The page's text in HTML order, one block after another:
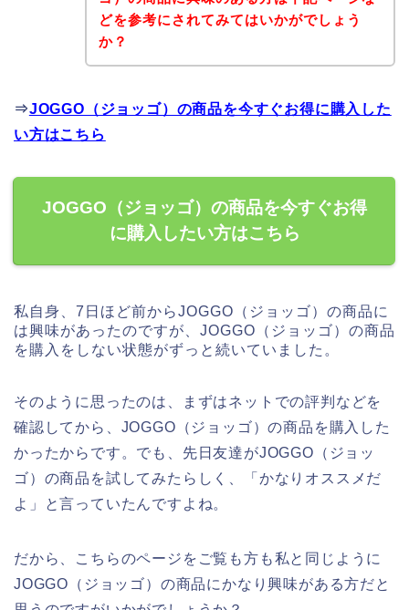
どを参考にされてみてはいかがでしょう
か？
⇒JOGGO（ジョッゴ）の商品を今すぐお得に購入した
い方はこちら
JOGGO（ジョッゴ）の商品を今すぐお得
に購入したい方はこちら
私自身、7日ほど前からJOGGO（ジョッゴ）の商品に
は興味があったのですが、JOGGO（ジョッゴ）の商品
を購入をしない状態がずっと続いていました。
そのように思ったのは、まずはネットでの評判などを
確認してから、JOGGO（ジョッゴ）の商品を購入した
かったからです。でも、先日友達がJOGGO（ジョッ
ゴ）の商品を試してみたらしく、「かなりオススメだ
よ」と言っていたんですよね。
だから、こちらのページをご覧も方も私と同じように
JOGGO（ジョッゴ）の商品にかなり興味がある方だと